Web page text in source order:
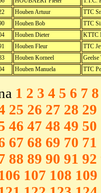
Houben Artuur
TTC
Houben Bob
TTC
Houben Dieter
KTTC
Houben Fleur
TTC
Houben Korneel
Geelse
Houben Manuela TTC
1 2 3 4 5 6 7 8
25 26 27 28 29
46 47 48 49 50
67 68 69 70 71
88 89 90 91 92
107 108 109